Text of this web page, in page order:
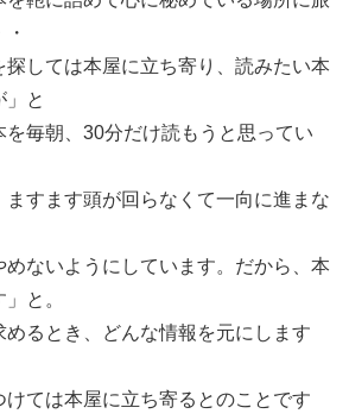
探しては本屋に立ち寄り、読みたい本
」と
毎朝、30分だけ読もうと思ってい
すます頭が回らなくて一向に進まな
ないようにしています。だから、本
と。
めるとき、どんな情報を元にします
ては本屋に立ち寄るとのことです